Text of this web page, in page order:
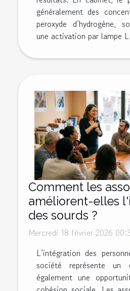
généralement des
peroxyde d’hydrogène,
une activation par lampe
Comment les
améliorent-elles
des sourds ?
Mercredi 18 février 2026
L’intégration des
société représente un
également une